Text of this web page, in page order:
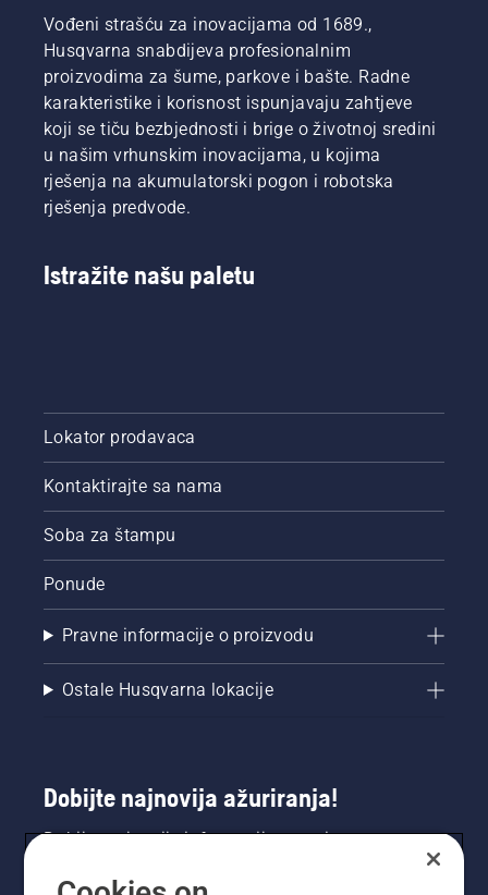
Vođeni strašću za inovacijama od 1689.,
Husqvarna snabdijeva profesionalnim
proizvodima za šume, parkove i bašte. Radne
karakteristike i korisnost ispunjavaju zahtjeve
koji se tiču bezbjednosti i brige o životnoj sredini
u našim vrhunskim inovacijama, u kojima
rješenja na akumulatorski pogon i robotska
rješenja predvode.
Istražite našu paletu
Lokator prodavaca
Kontaktirajte sa nama
Soba za štampu
Ponude
Pravne informacije o proizvodu
Ostale Husqvarna lokacije
Dobijte najnovija ažuriranja!
Dobijte najnovije informacije o novim
proizvodima, specijalnim ponudama i još mnogo
toga. Prijavite se na naš bilten ovdje.